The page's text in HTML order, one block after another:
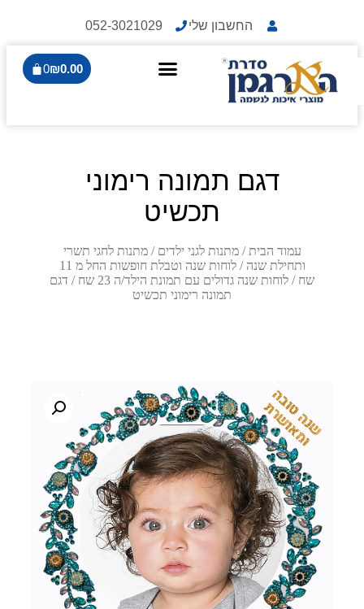
החשבון שלי 052-3021029
₪0.00
0
דגם תמונה רימוני
תכשיט
עמוד הבית /מתנות לגני ילדים /מתנות לחגי תשרי
ותחילת שנה /
לוחות שנה וטבלת חופשות החל מ 11
שח / לוחות שנה גדולים עם תמונת הילד/ה 23 שח
/ דגם
תמונה רימוני תכשיט